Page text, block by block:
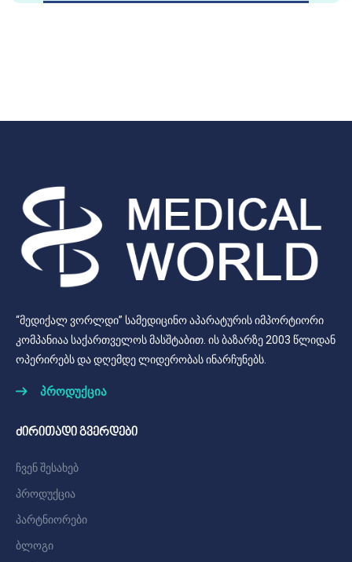
“მედიქალ ვორლდი” სამედიცინო აპარატურის იმპორტიორი
კომპანიაა საქართველოს მასშტაბით. ის ბაზარზე 2003 წლიდან
ოპერირებს და დღემდე ლიდერობას ინარჩუნებს.
პროდუქცია
ძირითადი გვერდები
ჩვენ შესახებ
პროდუქცია
პარტნიორები
ბლოგი